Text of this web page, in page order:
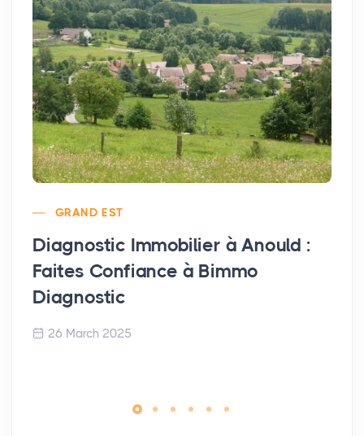
GRAND EST
Diagnostic Immobilier à Anould :
Faites Confiance à Bimmo
Diagnostic
26 March 2025